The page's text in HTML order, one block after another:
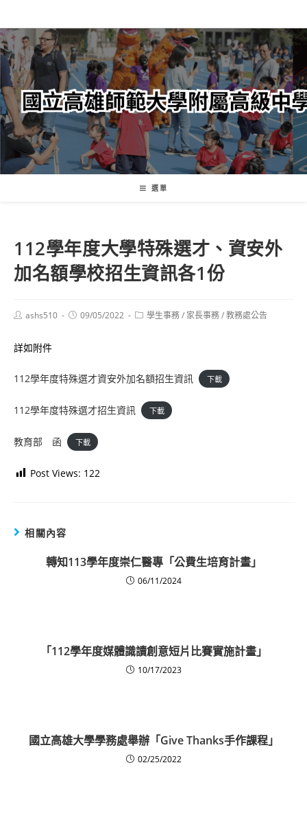
轉
至
主
內
容
選單
112學年度大學特殊選才、資安外
加名額學校招生資訊各1份
Postashs510
Post09/05/2022
Post學生事務/ 家長事務/教務處公告
詳如附件
112學年度特殊選才資安外加名額招生資訊 下載
112學年度特殊選才招生資訊 下載
教育部 函 下載
Post Views: 122
相關內容
轉知113學年度崇仁醫專「公費生培育計畫」
06/11/2024
「112學年度媒體識讀創意短片比賽實施計畫」
10/17/2023
國立高雄大學學務處舉辦「Give Thanks手作課程」
02/25/2022